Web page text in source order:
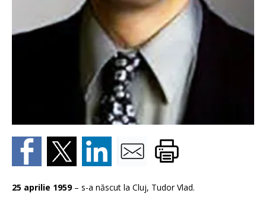
25 aprilie 1959– s-a născut la Cluj, Tudor Vlad.